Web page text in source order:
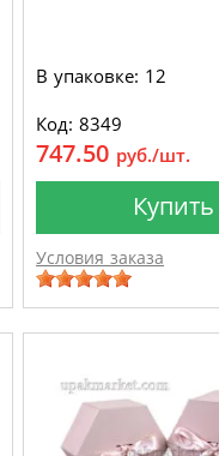
В упаковке: 12
Код: 8349
747.50 руб./шт.
Купить
Условия заказа